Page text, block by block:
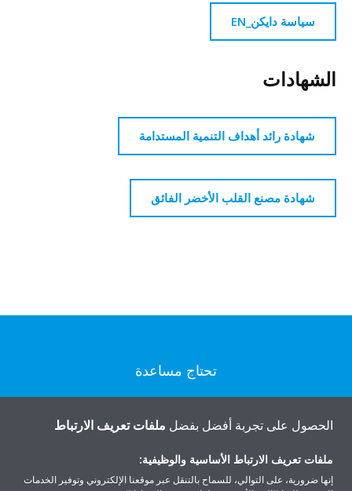
سياسة دايكن_EN
الشهادات
شهادة رائد أهداف التنمية المستدامة
شهادة مصنع القلب الأخضر الفائق
تحتاج مساعدة
اتصل بنا
الحصول على تجربة أفضل بفضل ملفات تعريف الارتباط
ملفات تعريف الارتباط الأساسية والوظيفية:
إنها ضرورية، على التوالي، للسماح بالتنقل عبر موقعنا الإلكتروني وتوفير الخدمات